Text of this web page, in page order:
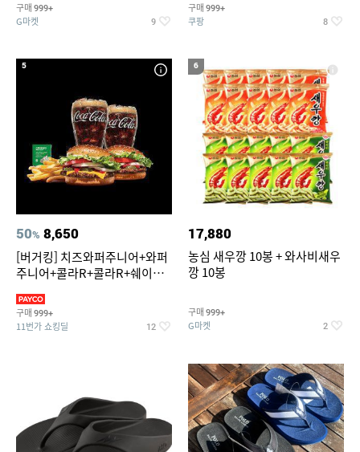
구매 999+
G마켓 9
구매 999+
쿠팡 8
5
50% 8,650
[버거킹] 치즈와퍼주니어+와퍼
주니어+콜라R+콜라R+쉐이킹
구매 999+
11번가 쇼킹딜 12
6
17,880
농심 새우깡 10봉 + 와사비새우
깡 10봉
구매 999+
G마켓 2